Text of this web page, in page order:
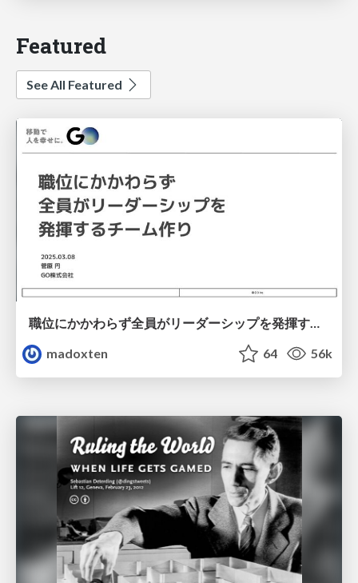
Featured
See All Featured
職位にかかわらず全員がリーダーシップを発揮するチーム作り / Building a team where everyone can demonstrate leadership regardless of position
madoxten
64 56k